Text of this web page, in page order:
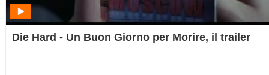
Die Hard - Un Buon Giorno per Morire, il trailer